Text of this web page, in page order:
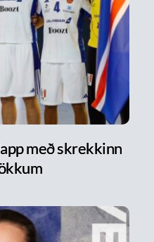
með skrekkinn